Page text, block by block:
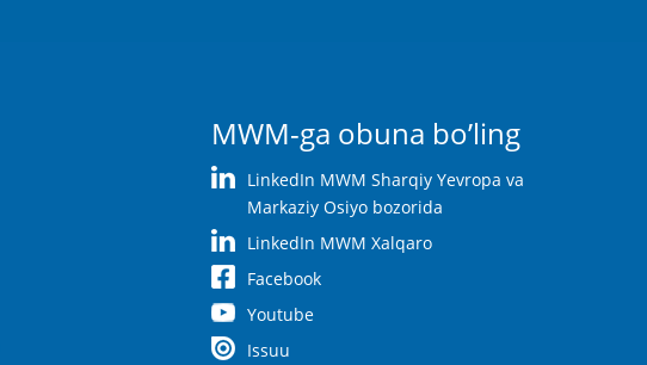
MWM-ga obuna bo’ling
LinkedIn MWM Sharqiy Yevropa va
Markaziy Osiyo bozorida
LinkedIn MWM Xalqaro
Facebook
Youtube
Issuu